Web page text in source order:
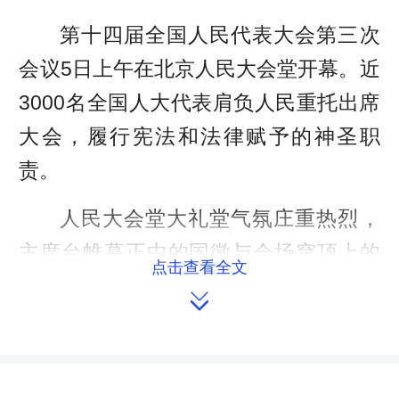
第十四届全国人民代表大会第三次
会议5日上午在北京人民大会堂开幕。近
3000名全国人大代表肩负人民重托出席
大会，履行宪法和法律赋予的神圣职
责。
人民大会堂大礼堂气氛庄重热烈，
主席台帷幕正中的国徽与会场穹顶上的
五角星灯交相辉映。
点击查看全文
